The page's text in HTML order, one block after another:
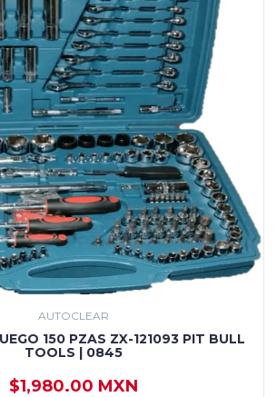
AUTOCLEAR
150 PZAS ZX-121093 PIT BULL
TOOLS | 0845
$1,980.00 MXN